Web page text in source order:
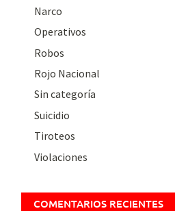
Narco
Operativos
Robos
Rojo Nacional
Sin categoría
Suicidio
Tiroteos
Violaciones
COMENTARIOS RECIENTES